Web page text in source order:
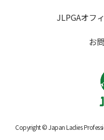
JLPGAオフ
お
Copyright © Japan Ladies